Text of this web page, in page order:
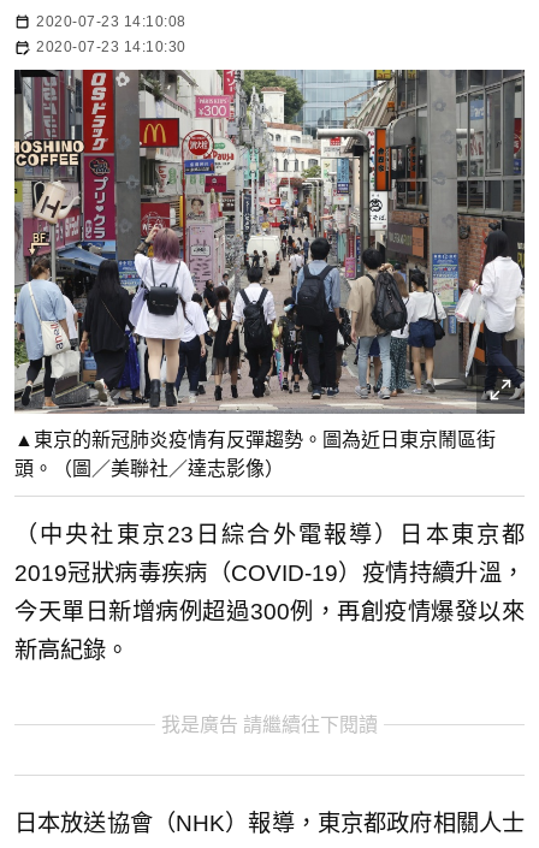
2020-07-23 14:10:08
2020-07-23 14:10:30
▲東京的新冠肺炎疫情有反彈趨勢。圖為近日東京鬧區街
頭。（圖／美聯社／達志影像）
（中央社東京23日綜合外電報導）日本東京都
2019冠狀病毒疾病（COVID-19）疫情持續升溫，
今天單日新增病例超過300例，再創疫情爆發以來
新高紀錄。
我是廣告 請繼續往下閱讀
日本放送協會（NHK）報導，東京都政府相關人士